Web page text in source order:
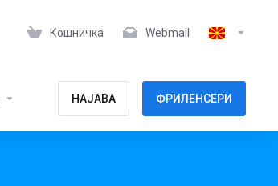
Кошничка Webmail
НАЈАВА ФРИЛЕНСЕРИ